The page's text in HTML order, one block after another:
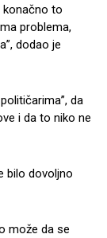
konačno to
problema,
dodao je
da
i da to niko ne
bilo dovoljno
može da se